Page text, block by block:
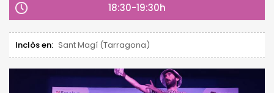
18:30-19:30h
Inclòs en: Sant Magí (Tarragona)